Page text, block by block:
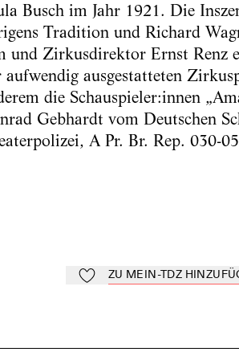
Busch im Jahr 1921. Die
Tradition und Richard
und Zirkusdirektor Ernst Renz
aufwendig ausgestatteten
die Schauspieler:innen
Gebhardt vom Deutschen
A Pr. Br. Rep. 030-
Zu Mein-TdZ hinzufügen
ZU MEIN-TDZ